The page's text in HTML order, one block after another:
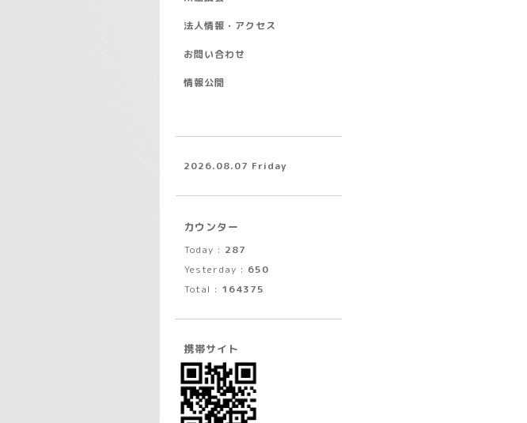
法人情報・アクセス
お問い合わせ
情報公開
2026.08.07 Friday
カウンター
Today : 287
Yesterday : 650
Total : 164375
携帯サイト